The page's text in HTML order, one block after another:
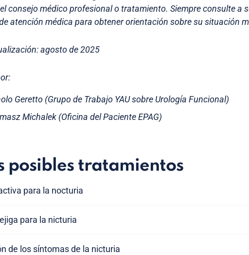
consejo médico profesional o tratamiento. Siempre consulte a
atención médica para obtener orientación sobre su situación
agosto de 2025
Geretto (Grupo de Trabajo YAU sobre Urología Funcional)
Michalek (Oficina del Paciente EPAG)
posibles tratamientos
para la nocturia
para la nicturia
de los síntomas de la nicturia